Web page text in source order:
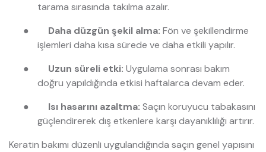
tarama sırasında takılma azalır.
●
Daha düzgün şekil alma: Fön ve şekillendirme
işlemleri daha kısa sürede ve daha etkili yapılır.
●
Uzun süreli etki: Uygulama sonrası bakım
doğru yapıldığında etkisi haftalarca devam eder.
●
Isı hasarını azaltma: Saçın koruyucu tabakasını
güçlendirerek dış etkenlere karşı dayanıklılığı artırır.
Keratin bakımı düzenli uygulandığında saçın genel yapısını